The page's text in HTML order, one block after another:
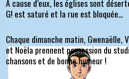
À cause d’eux, les églises sont
G! est saturé et la rue est bloquée…
Chaque dimanche matin, Gwenaëlle,
et Noëla prennent possession du
chansons et de bonne humeur !